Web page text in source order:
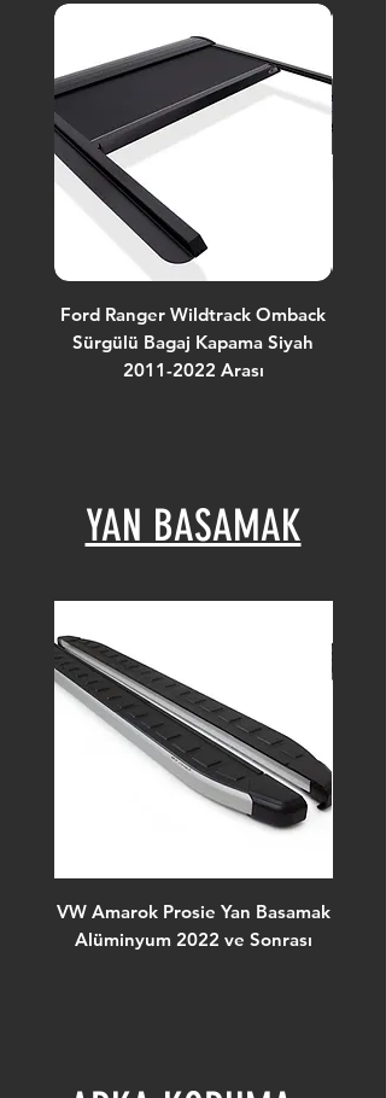
Ford Ranger Wildtrack Omback
Sürgülü Bagaj Kapama Siyah
2011-2022 Arası
YAN BASAMAK
VW Amarok Prosie Yan Basamak
Alüminyum 2022 ve Sonrası